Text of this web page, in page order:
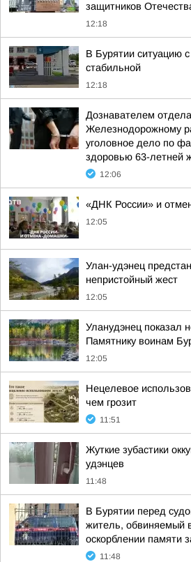
защитников
12:18
В Бурятии ситуацию
стабильной
12:18
Дознавателем
Железнодорожному
уголовное дело по
здоровью 63-летней
12:06
«ДНК России» и
12:05
Улан-удэнец
непристойный жест
12:05
Уланудэнец показал
Памятнику воинам
12:05
Нецелевое
чем грозит
11:51
Жуткие зубастики
удэнцев
11:48
В Бурятии перед
житель, обвиняемый
оскорблении памяти
11:48